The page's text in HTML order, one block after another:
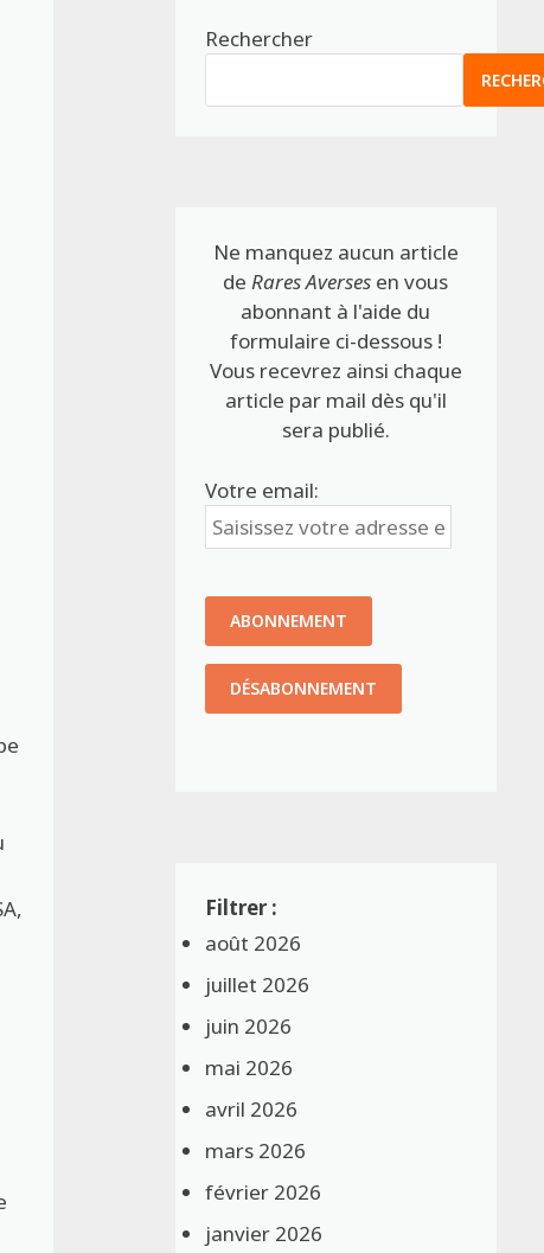
Rechercher
Ne manquez aucun article
deRares Averses en vous
abonnant à l'aide du
formulaire ci-dessous !
Vous recevrez ainsi chaque
article par mail dès qu'il
sera publié.
Votre email:
août 2026
juillet 2026
juin 2026
mai 2026
avril 2026
mars 2026
février 2026
janvier 2026